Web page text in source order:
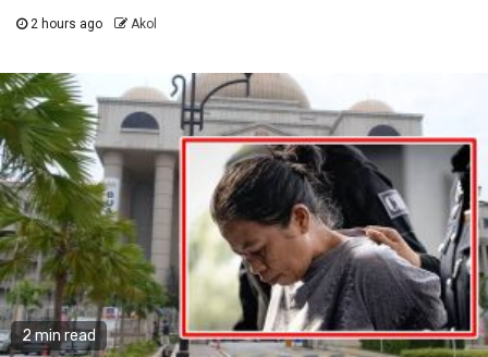
2 hours ago Akol
2 min read